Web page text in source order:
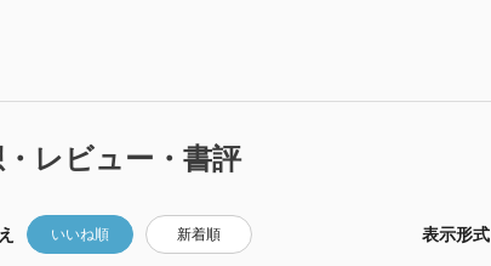
レビュー・書評
いいね順 新着順 表示形式